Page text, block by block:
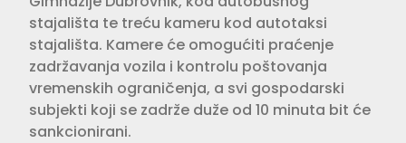
stajališta te treću kameru kod autotaksi
stajališta. Kamere će omogućiti praćenje
zadržavanja vozila i kontrolu poštovanja
vremenskih ograničenja, a svi gospodarski
subjekti koji se zadrže duže od 10 minuta bit će
sankcionirani.